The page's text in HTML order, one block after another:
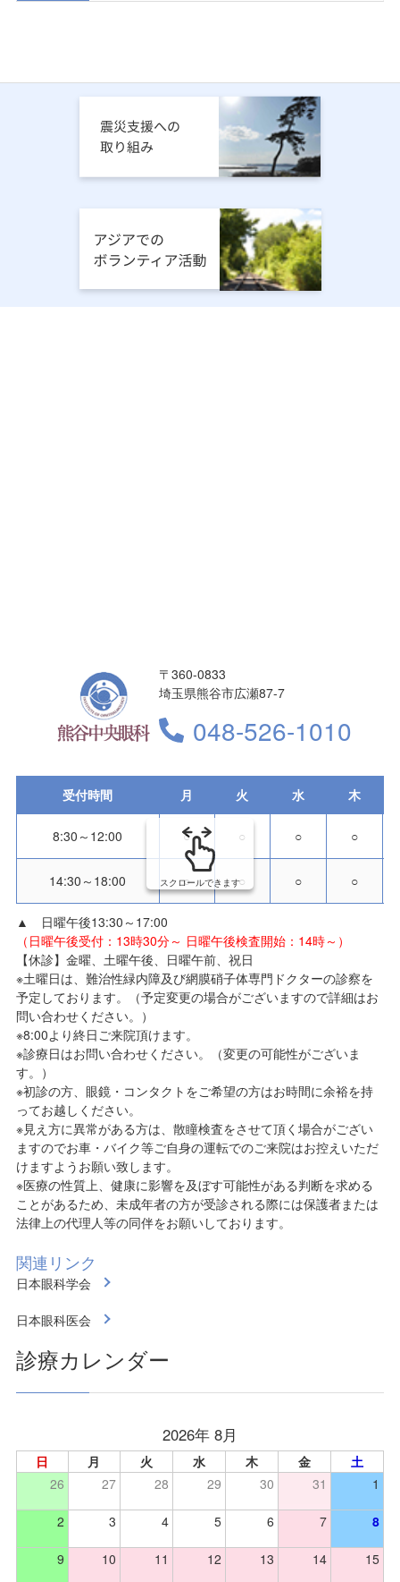
〒360-0833
埼玉県熊谷市広瀬87-7
048-526-1010
受付時間 月 火 水 木
8:30～12:00 ○ ○ ○ ○
14:30～18:00 ○ ○ ○ ○
スクロールできます
▲ 日曜午後13:30～17:00
（日曜午後受付：13時30分～ 日曜午後検査開始：14時～）
【休診】金曜、土曜午後、日曜午前、祝日
※土曜日は、難治性緑内障及び網膜硝子体専門ドクターの診察を
予定しております。（予定変更の場合がございますので詳細はお
問い合わせください。）
※8:00より終日ご来院頂けます。
※診療日はお問い合わせください。（変更の可能性がございま
す。）
※初診の方、眼鏡・コンタクトをご希望の方はお時間に余裕を持
ってお越しください。
※見え方に異常がある方は、散瞳検査をさせて頂く場合がござい
ますのでお車・バイク等ご自身の運転でのご来院はお控えいただ
けますようお願い致します。
※医療の性質上、健康に影響を及ぼす可能性がある判断を求める
ことがあるため、未成年者の方が受診される際には保護者または
法律上の代理人等の同伴をお願いしております。
関連リンク
日本眼科学会
日本眼科医会
診療カレンダー
2026年 8月
日 月 火 水 木 金
土
26
27 28 29 30 31 1
2 3 4 5 6 7 8
9 10 11 12 13 14 15